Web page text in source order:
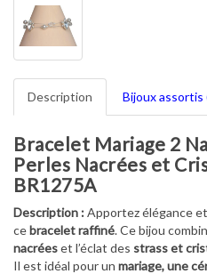
Description Bijoux assortis
Bracelet Mariage 2
Perles Nacrées et
BR1275A
Description :Apportez élégance
cebracelet raffiné. Ce bijou
nacréeset l’éclat des strass et
Il est idéal pour un mariage, une